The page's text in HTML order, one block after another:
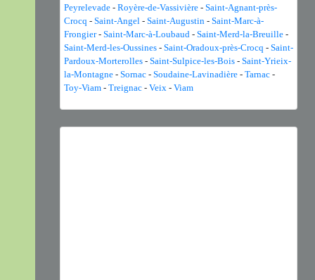
Peyrelevade - Royère-de-Vassivière - Saint-Agnant-près-
Crocq - Saint-Angel - Saint-Augustin - Saint-Marc-à-
Frongier- Saint-Marc-à-Loubaud - Saint-Merd-la-Breuille -
Saint-Merd-les-Oussines - Saint-Oradoux-près-Crocq - Saint-
Pardoux-Morterolles - Saint-Sulpice-les-Bois - Saint-Yrieix-
la-Montagne - Sornac - Soudaine-Lavinadière - Tarnac -
Toy-Viam - Treignac - Veix - Viam